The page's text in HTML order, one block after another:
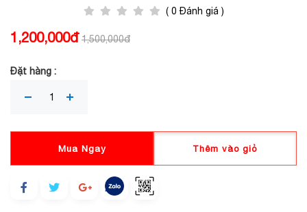
( 0 Đánh giá )
1,200,000đ 1,500,000đ
Đặt hàng :
Mua Ngay Thêm vào giỏ